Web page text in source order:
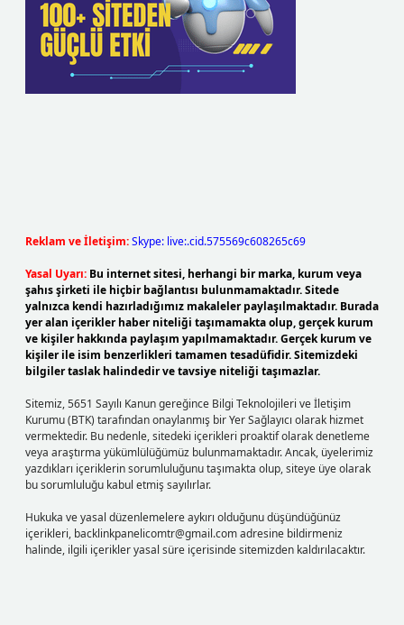
Reklam ve İletişim:Skype: live:.cid.575569c608265c69
Yasal Uyarı: Bu internet sitesi, herhangi bir marka, kurum veya
şahıs şirketi ile hiçbir bağlantısı bulunmamaktadır. Sitede
yalnızca kendi hazırladığımız makaleler paylaşılmaktadır. Burada
yer alan içerikler haber niteliği taşımamakta olup, gerçek kurum
ve kişiler hakkında paylaşım yapılmamaktadır. Gerçek kurum ve
kişiler ile isim benzerlikleri tamamen tesadüfidir. Sitemizdeki
bilgiler taslak halindedir ve tavsiye niteliği taşımazlar.
Sitemiz, 5651 Sayılı Kanun gereğince Bilgi Teknolojileri ve İletişim
Kurumu (BTK) tarafından onaylanmış bir Yer Sağlayıcı olarak hizmet
vermektedir. Bu nedenle, sitedeki içerikleri proaktif olarak denetleme
veya araştırma yükümlülüğümüz bulunmamaktadır. Ancak, üyelerimiz
yazdıkları içeriklerin sorumluluğunu taşımakta olup, siteye üye olarak
bu sorumluluğu kabul etmiş sayılırlar.
Hukuka ve yasal düzenlemelere aykırı olduğunu düşündüğünüz
içerikleri, backlinkpanelicomtr@gmail.comadresine bildirmeniz
halinde, ilgili içerikler yasal süre içerisinde sitemizden kaldırılacaktır.